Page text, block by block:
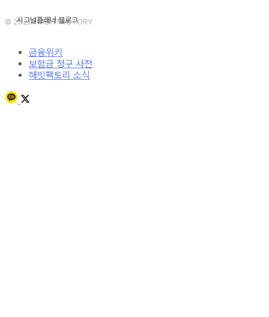
© 2020 HABITFACTORY
금융위키
보험금 청구 사전
해빗팩토리 소식